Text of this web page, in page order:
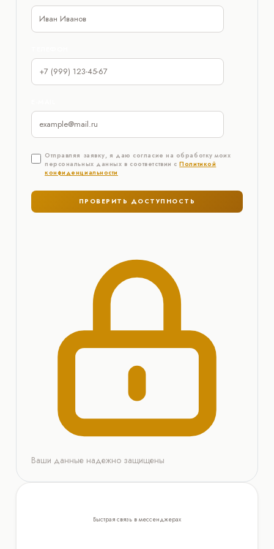
Отправляя заявку, я даю согласие на обработку моих
персональных данных в соответствии сПолитикой
конфиденциальности
Ваши данные надежно защищены
Быстрая связь в мессенджерах